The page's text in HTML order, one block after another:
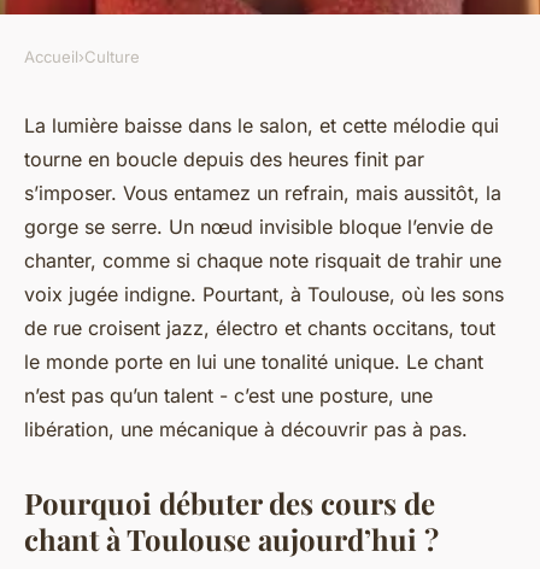
Apprenez à chanter en toute
confiance à Toulouse
Dinaïs• 25/06/2026 08:18•10 min de lecture
Accueil›Culture
La lumière baisse dans le salon, et cette mélodie qui
tourne en boucle depuis des heures finit par
s’imposer. Vous entamez un refrain, mais aussitôt, la
gorge se serre. Un nœud invisible bloque l’envie de
chanter, comme si chaque note risquait de trahir une
voix jugée indigne. Pourtant, à Toulouse, où les sons
de rue croisent jazz, électro et chants occitans, tout
le monde porte en lui une tonalité unique. Le chant
n’est pas qu’un talent - c’est une posture, une
libération, une mécanique à découvrir pas à pas.
Pourquoi débuter des cours de
chant à Toulouse aujourd’hui ?